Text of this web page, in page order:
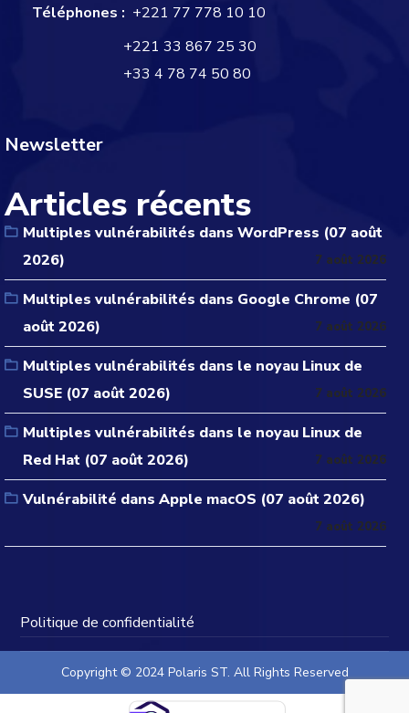
Téléphones : +221 77 778 10 10
+221 33 867 25 30
+33 4 78 74 50 80
Newsletter
Articles récents
Multiples vulnérabilités dans WordPress (07 août
2026)
7 août 2026
Multiples vulnérabilités dans Google Chrome (07
août 2026)
7 août 2026
Multiples vulnérabilités dans le noyau Linux de
SUSE (07 août 2026)
7 août 2026
Multiples vulnérabilités dans le noyau Linux de
Red Hat (07 août 2026)
7 août 2026
Vulnérabilité dans Apple macOS (07 août 2026)
7 août 2026
Politique de confidentialité
Copyright © 2024 Polaris ST. All Rights Reserved